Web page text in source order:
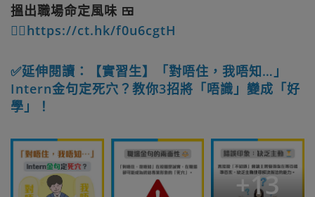
搵出職場命定風味 🍱
👉🏻https://ct.hk/f0u6cgtH
✅延伸閱讀：【實習生】「對唔住，我唔知…」
Intern金句定死穴？教你3招將「唔識」變成「好
學」！
+13